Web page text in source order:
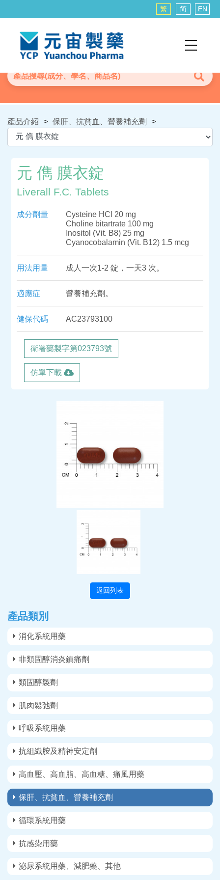
繁 简 EN
產品介紹 > 保肝、抗貧血、營養補充劑 >
元 儁 膜衣錠
Liverall F.C. Tablets
成分劑量
Cysteine HCl 20 mg
Choline bitartrate 100 mg
Inositol (Vit. B8) 25 mg
Cyanocobalamin (Vit. B12) 1.5 mcg
用法用量 成人一次1-2 錠，一天3 次。
適應症 營養補充劑。
健保代碼 AC23793100
衛署藥製字第023793號
仿單下載
返回列表
產品類別
消化系統用藥
非類固醇消炎鎮痛劑
類固醇製劑
肌肉鬆弛劑
呼吸系統用藥
抗組織胺及精神安定劑
高血壓、高血脂、高血糖、痛風用藥
保肝、抗貧血、營養補充劑
循環系統用藥
抗感染用藥
泌尿系統用藥、減肥藥、其他